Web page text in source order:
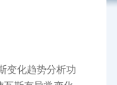
变化趋势分析功